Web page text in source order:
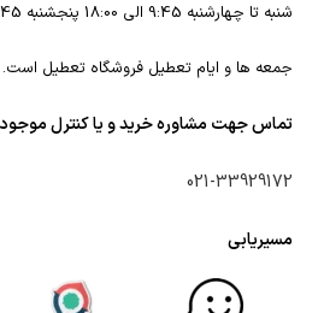
شنبه تا چهارشنبه 9:45 الی 18:00 پنجشنبه 9:45 الی 16
جمعه ها و ایام تعطیل فروشگاه تعطیل است.
تماس جهت مشاوره خرید و یا کنترل
021-33929172
مسیریابی